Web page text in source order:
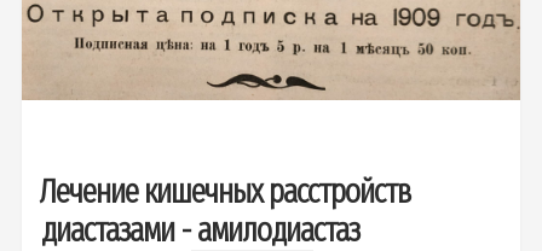
Лечение кишечных расстройств
диастазами - амилодиастаз